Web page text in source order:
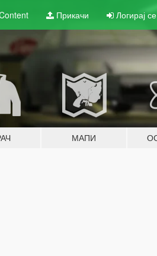
Прикачи Логирај се
МАПИ